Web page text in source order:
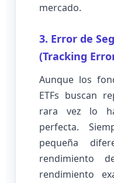
mercado.
3. Error de
(Tracking
Aunque los
ETFs buscan
rara vez lo
perfecta.
pequeña
rendimiento
rendimiento